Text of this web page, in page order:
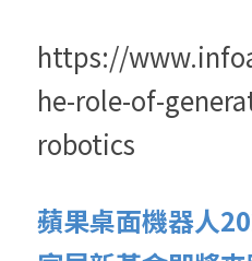
https://
he-role-of-
robotics
蘋果桌面機器人